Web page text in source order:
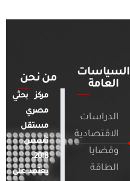
السياسات
العامة
الدراسات
الاقتصادية
وقضايا
الطاقة
من نحن
مركز بحثي
مصري
مستقل
تأسس
2018.
يعتمد على